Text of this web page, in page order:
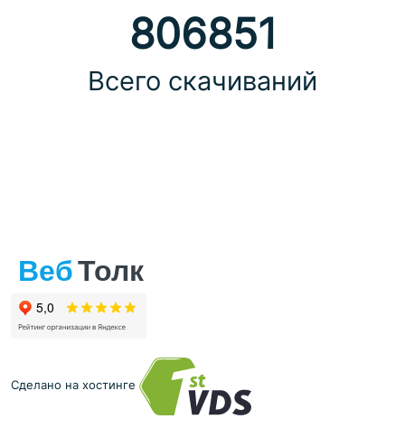
806851
Всего скачиваний
Сделано на хостинге